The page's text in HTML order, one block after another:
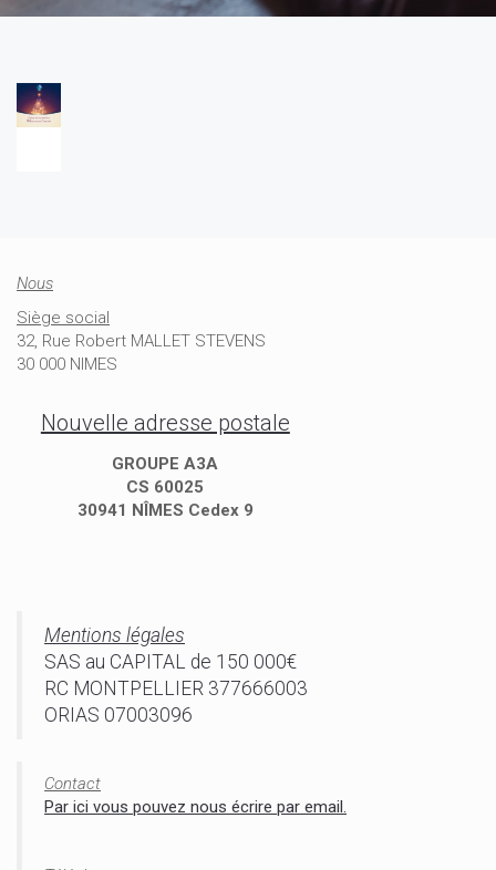
Nous
Siège social
32, Rue Robert MALLET STEVENS
30 000 NIMES
Nouvelle adresse postale
GROUPE A3A
CS 60025
30941 NÎMES Cedex 9
Mentions légales
SAS au CAPITAL de 150 000€
RC MONTPELLIER 377666003
ORIAS 07003096
Contact
Par ici vous pouvez nous écrire par email.